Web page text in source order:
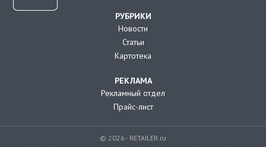
РУБРИКИ
Новости
Статьи
Картотека
РЕКЛАМА
Рекламный отдел
Прайс-лист
© 2026 - RETAILER.ru